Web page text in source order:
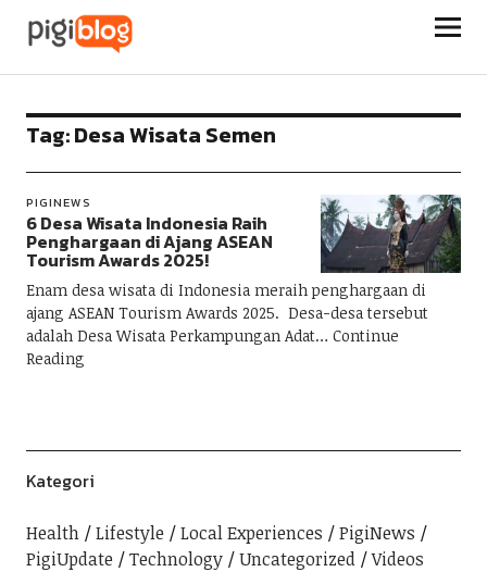
Pigiblog
Tag:Desa Wisata Semen
PIGINEWS
6 Desa Wisata Indonesia Raih
Penghargaan di Ajang ASEAN
Tourism Awards 2025!
Enam desa wisata di Indonesia meraih penghargaan di
ajang ASEAN Tourism Awards 2025. Desa-desa tersebut
adalah Desa Wisata Perkampungan Adat
Continue
Reading
Kategori
Health Lifestyle Local Experiences
PigiNews
PigiUpdate
Technology Uncategorized Videos